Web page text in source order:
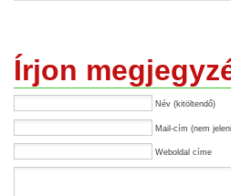
Írjon
Név (kitöltendő)
Mail-cím (nem
Weboldal címe